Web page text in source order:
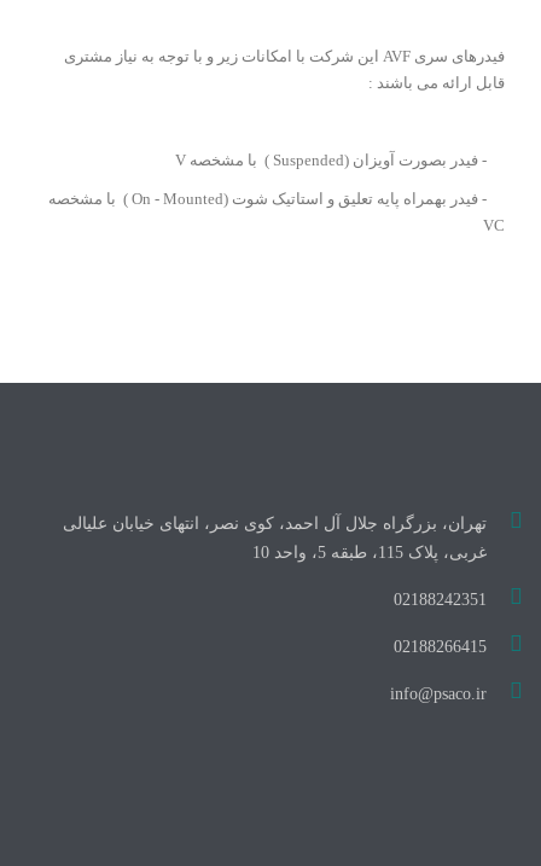
فيدرهای سری AVF اين شرکت با امکانات زير و با توجه به نياز مشتری
قابل ارائه می باشند :
- فيدر بصورت آويزان (Suspended ) با مشخصه V
- فيدر بهمراه پايه تعليق و استاتيک شوت (On - Mounted ) با مشخصه
VC
تهران، بزرگراه جلال آل احمد، کوی نصر، انتهای خیابان علیالی
غربی، پلاک 115، طبقه 5، واحد 10
02188242351
02188266415
info@psaco.ir